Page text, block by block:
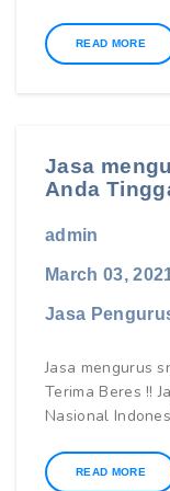
READ MORE
Jasa
Anda
admin
March 03,
Jasa
Jasa mengurus
Terima Beres !!
Nasional
READ MORE